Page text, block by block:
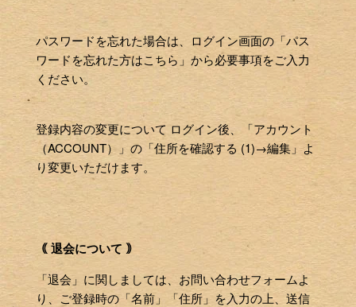
パスワードを忘れた場合は、ログイン画面の「パス
ワードを忘れた方はこちら」から必要事項をご入力
ください。
登録内容の変更について ログイン後、「アカウント
（ACCOUNT）」の「住所を確認する (1)→編集」よ
り変更いただけます。
｟ 退会について ｠
「退会」に関しましては、お問い合わせフォームよ
り、ご登録時の「名前」「住所」を入力の上、送信